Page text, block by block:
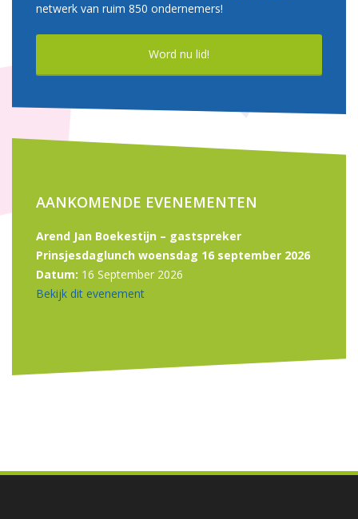
netwerk van ruim 850 ondernemers!
Word nu lid!
AANKOMENDE EVENEMENTEN
Arend Jan Boekestijn – gastspreker
Prinsjesdaglunch woensdag 16 september 2026
Datum: 16 September 2026
Bekijk dit evenement